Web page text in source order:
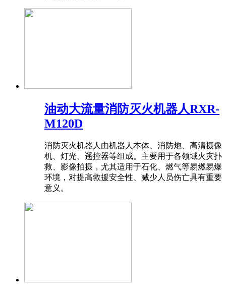
油动大流量消防灭火机器人RXR-
M120D
消防灭火机器人由机器人本体、消防炮、高清摄像
机、灯光、遥控器等组成。主要用于各领域火灾扑
救、影像拍摄，尤其适用于石化、燃气等易燃易爆
环境，对提高救援安全性、减少人员伤亡具有重要
意义。